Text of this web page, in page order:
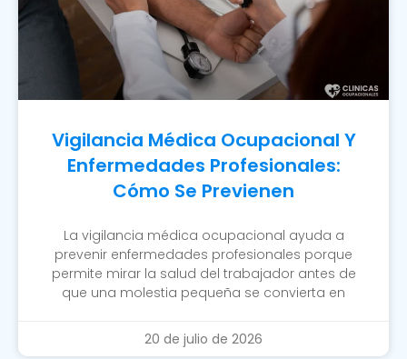
Vigilancia Médica Ocupacional Y
Enfermedades Profesionales:
Cómo Se Previenen
La vigilancia médica ocupacional ayuda a
prevenir enfermedades profesionales porque
permite mirar la salud del trabajador antes de
que una molestia pequeña se convierta en
20 de julio de 2026